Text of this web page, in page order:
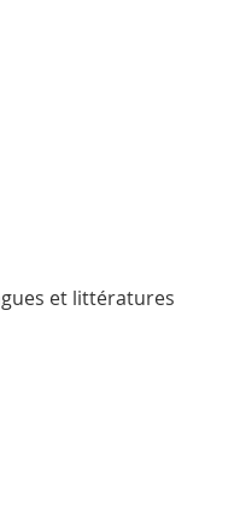
et littératures